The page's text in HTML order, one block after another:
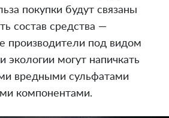
покупки будут связаны
состав средства —
производители под видом
экологии могут напичкать
вредными сульфатами
компонентами.